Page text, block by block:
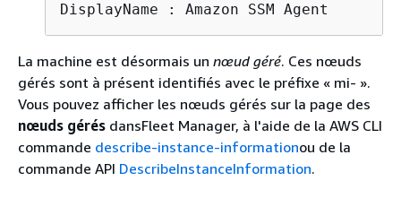
DisplayName : Amazon SSM Agent
La machine est désormais un nœud géré. Ces nœuds
gérés sont à présent identifiés avec le préfixe « mi- ».
Vous pouvez afficher les nœuds gérés sur la page des
nœuds gérés dansFleet Manager, à l'aide de la AWS CLI
commande describe-instance-informationou de la
commande API DescribeInstanceInformation.